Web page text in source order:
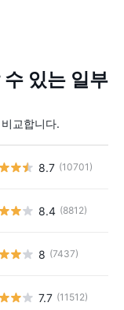
있는 일부
교합니다.
8.7 (10701)
8.4 (8812)
8 (7437)
7.7 (11512)